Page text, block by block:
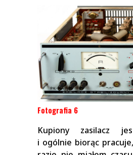
Fotografia 6
Kupiony zasilacz
i ogólnie biorąc